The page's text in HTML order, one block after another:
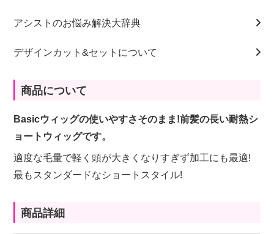
アシストのお悩み解決大辞典
デザインカット&セットについて
商品について
Basicウィッグの使いやすさそのまま!前髪の長い耐熱シ
ョートウィッグです。
適度な毛量で軽く頭が大きくなりすぎず加工にも最適!
最もスタンダードなショートスタイル!
商品詳細